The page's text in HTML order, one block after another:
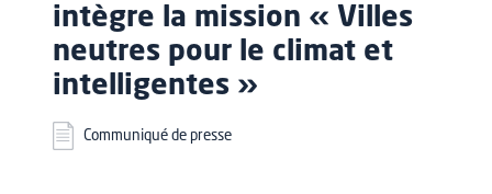
intègre la mission « Villes
neutres pour le climat et
intelligentes »
Communiqué de presse